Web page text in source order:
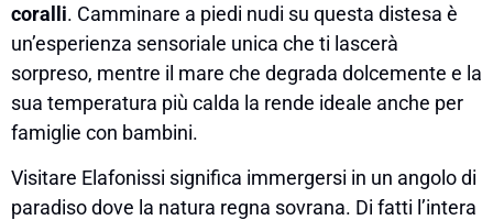
coralli. Camminare a piedi nudi su questa distesa è
un’esperienza sensoriale unica che ti lascerà
sorpreso, mentre il mare che degrada dolcemente e la
sua temperatura più calda la rende ideale anche per
famiglie con bambini.
Visitare Elafonissi significa immergersi in un angolo di
paradiso dove la natura regna sovrana. Di fatti l’intera